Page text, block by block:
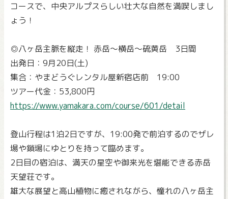
コースで、中央アルプスらしい壮大な自然を満喫しまし
ょう！
◎八ヶ岳主脈を縦走！ 赤岳～横岳～硫黄岳 3日間
出発日：9月20日(土)
集合：やまどうぐレンタル屋新宿店前 19:00
ツアー代金：53,800円
https://www.yamakara.com/course/601/detail
登山行程は1泊2日ですが、19:00発で前泊するのでザレ
場や鎖場にゆとりを持って臨めます。
2日目の宿泊は、満天の星空や御来光を堪能できる赤岳
天望荘です。
雄大な展望と高山植物に癒されながら、憧れの八ヶ岳主